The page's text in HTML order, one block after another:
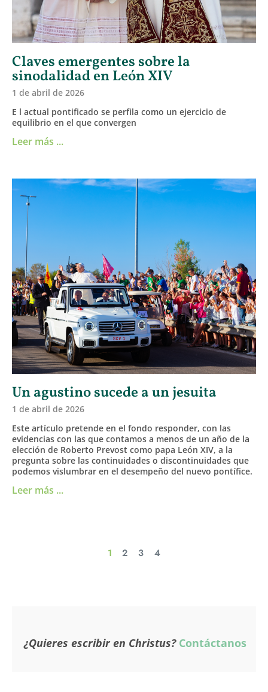
Claves emergentes sobre la
sinodalidad en León XIV
1 de abril de 2026
E l actual pontificado se perfila como un ejercicio de
equilibrio en el que convergen
Leer más ...
Un agustino sucede a un jesuita
1 de abril de 2026
Este artículo pretende en el fondo responder, con las
evidencias con las que contamos a menos de un año de la
elección de Roberto Prevost como papa León XIV, a la
pregunta sobre las continuidades o discontinuidades que
podemos vislumbrar en el desempeño del nuevo pontífice.
Leer más ...
1 2 3 4
¿Quieres escribir en Christus? Contáctanos